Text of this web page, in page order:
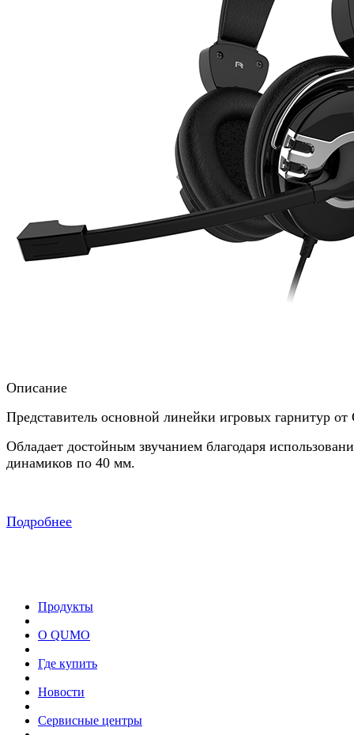
Описание
Представитель основной линейки игровых гарнитур
Обладает достойным звучанием благодаря
динамиков по 40 мм.
Подробнее
Продукты
О QUMO
Где купить
Новости
Сервисные центры